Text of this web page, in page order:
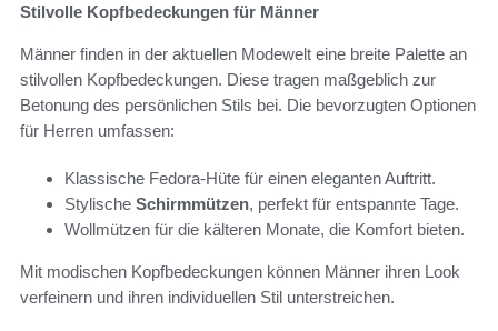
Stilvolle Kopfbedeckungen für Männer
Männer finden in der aktuellen Modewelt eine breite Palette an
stilvollen Kopfbedeckungen. Diese tragen maßgeblich zur
Betonung des persönlichen Stils bei. Die bevorzugten Optionen
für Herren umfassen:
Klassische Fedora-Hüte für einen eleganten Auftritt.
Stylische Schirmmützen, perfekt für entspannte Tage.
Wollmützen für die kälteren Monate, die Komfort bieten.
Mit modischen Kopfbedeckungen können Männer ihren Look
verfeinern und ihren individuellen Stil unterstreichen.